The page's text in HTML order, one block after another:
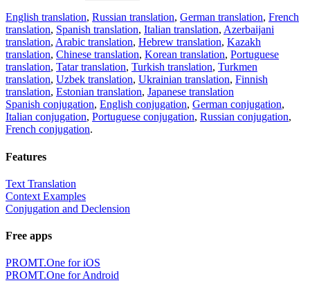
English translation, Russian translation, German translation, French
translation, Spanish translation, Italian translation, Azerbaijani
translation, Arabic translation, Hebrew translation, Kazakh
translation, Chinese translation, Korean translation, Portuguese
translation, Tatar translation, Turkish translation, Turkmen
translation, Uzbek translation, Ukrainian translation, Finnish
translation, Estonian translation, Japanese translation
Spanish conjugation, English conjugation, German conjugation,
Italian conjugation, Portuguese conjugation, Russian conjugation,
French conjugation.
Features
Text Translation
Context Examples
Conjugation and Declension
Free apps
PROMT.One for iOS
PROMT.One for Android